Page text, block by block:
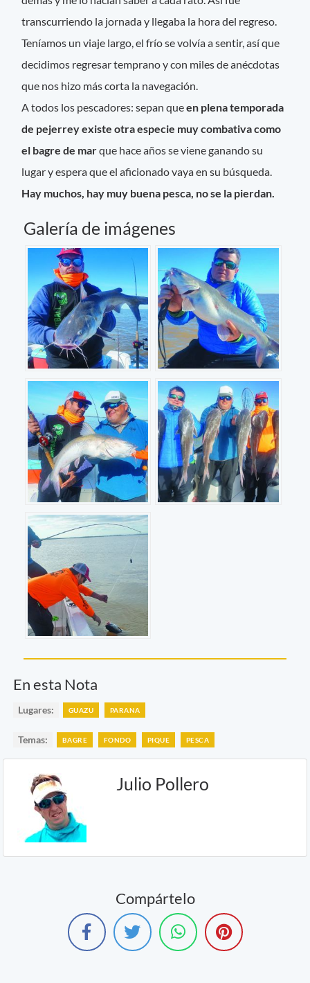
transcurriendo la jornada y llegaba la hora del regreso.
Teníamos un viaje largo, el frío se volvía a sentir, así que
decidimos regresar temprano y con miles de anécdotas
que nos hizo más corta la navegación.
A todos los pescadores: sepan queen plena temporada
de pejerrey existe otra especie muy combativa como
el bagre de marque hace años se viene ganando su
lugar y espera que el aficionado vaya en su búsqueda.
Hay muchos, hay muy buena pesca, no se la pierdan.
Galería de imágenes
En esta Nota
Lugares: GUAZU PARANA
Temas: BAGRE FONDO PIQUE PESCA
Julio Pollero
Compártelo